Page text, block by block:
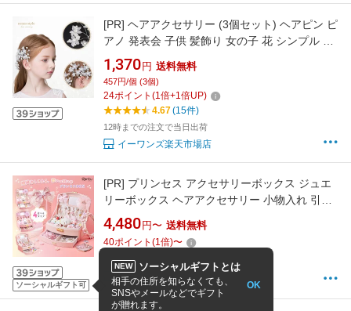
[PR] ヘアアクセサリー (3個セット) ヘアピン ピ
アノ 発表会 子供 髪飾り 女の子 花 シンプル フ
ォーマル ホワイト クラシカル パール ビーズ 可
愛い 発表会 誕生会 舞台 記念写真 (HC08)
1,370 円 送料無料
457円/個 (3個)
24ポイント (1倍+1倍UP)
4.67(15件)
12時までの注文で当日出荷
イーワンズ楽天市場店
ソーシャルギフト可
[PR] プリンセス アクセサリーボックス ジュエ
リーボックス ヘアアクセサリー 小物入れ 引き
出し 大容量 お片づけ 知育 鍵付き ミラー付き
子供 女の子 小学生 幼稚園 誕生日 クリスマス
プレゼント ギフト くま うさぎ
4,480 円〜 送料無料
40ポイント (1倍)〜
8/10 12:00までの注文で最短8/12お届け
ドレキュー
NEW ソーシャルギフトとは
相手の住所を知らなくても、
SNSやメールなどでギフト
が贈れます。
OK